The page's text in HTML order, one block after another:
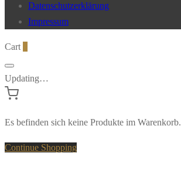
Datenschutzerklärung
Impressum
Cart
Updating…
Es befinden sich keine Produkte im Warenkorb.
Continue Shopping